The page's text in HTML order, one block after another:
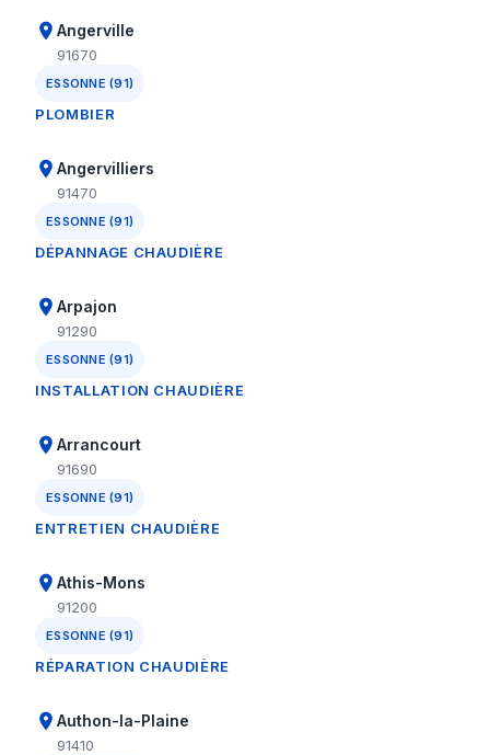
Angerville
91670
ESSONNE (91)
PLOMBIER
Angervilliers
91470
ESSONNE (91)
DÉPANNAGE CHAUDIÈRE
Arpajon
91290
ESSONNE (91)
INSTALLATION CHAUDIÈRE
Arrancourt
91690
ESSONNE (91)
ENTRETIEN CHAUDIÈRE
Athis-Mons
91200
ESSONNE (91)
RÉPARATION CHAUDIÈRE
Authon-la-Plaine
91410